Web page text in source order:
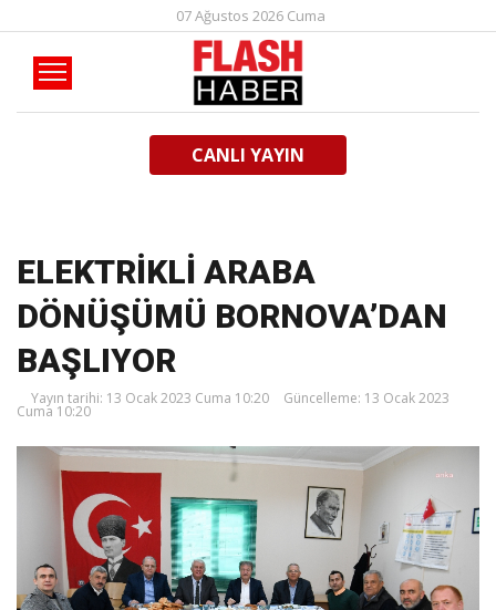
07 Ağustos 2026 Cuma
CANLI YAYIN
ELEKTRİKLİ ARABA
DÖNÜŞÜMÜ BORNOVA’DAN
BAŞLIYOR
Yayın tarihi: 13 Ocak 2023 Cuma 10:20 Güncelleme: 13 Ocak 2023
Cuma 10:20